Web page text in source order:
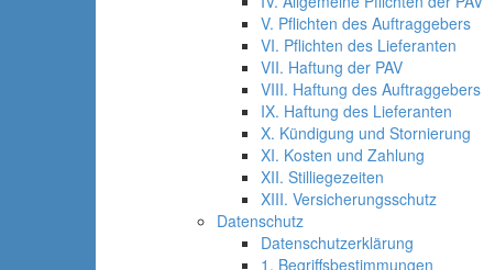
V. Pflichten des Auftraggebers
VI. Pflichten des Lieferanten
VII. Haftung der PAV
VIII. Haftung des Auftraggebers
IX. Haftung des Lieferanten
X. Kündigung und Stornierung
XI. Kosten und Zahlung
XII. Stilliegezeiten
XIII. Versicherungsschutz
Datenschutz
Datenschutzerklärung
1. Begriffsbestimmungen